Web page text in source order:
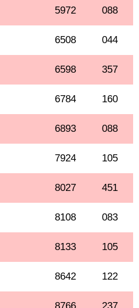
5972 088
6508 044
6598 357
6784 160
6893 088
7924 105
8027 451
8108 083
8133 105
8642 122